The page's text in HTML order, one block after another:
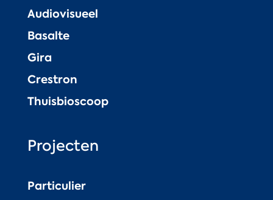
Audiovisueel
Basalte
Gira
Crestron
Thuisbioscoop
Projecten
Particulier